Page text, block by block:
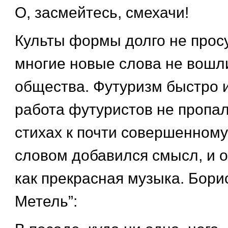
О, засмейтесь, смехачи!
Культы формы долго не
многие новые слова не
общества. Футуризм быстро
работа футуристов не
стихах к почти
словом добавился смысл, и
как прекрасная музыка.
Метель”: